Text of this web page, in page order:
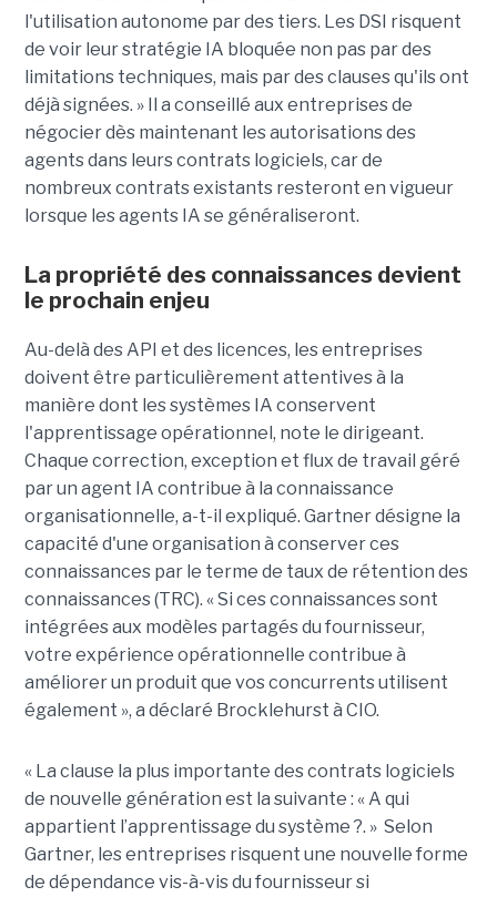
l'utilisation autonome par des tiers. Les DSI risquent
de voir leur stratégie IA bloquée non pas par des
limitations techniques, mais par des clauses qu'ils ont
déjà signées. » Il a conseillé aux entreprises de
négocier dès maintenant les autorisations des
agents dans leurs contrats logiciels, car de
nombreux contrats existants resteront en vigueur
lorsque les agents IA se généraliseront.
La propriété des connaissances devient
le prochain enjeu
Au-delà des API et des licences, les entreprises
doivent être particulièrement attentives à la
manière dont les systèmes IA conservent
l'apprentissage opérationnel, note le dirigeant.
Chaque correction, exception et flux de travail géré
par un agent IA contribue à la connaissance
organisationnelle, a-t-il expliqué. Gartner désigne la
capacité d'une organisation à conserver ces
connaissances par le terme de taux de rétention des
connaissances (TRC). « Si ces connaissances sont
intégrées aux modèles partagés du fournisseur,
votre expérience opérationnelle contribue à
améliorer un produit que vos concurrents utilisent
également », a déclaré Brocklehurst à CIO.
« La clause la plus importante des contrats logiciels
de nouvelle génération est la suivante : « A qui
appartient l’apprentissage du système ?. » Selon
Gartner, les entreprises risquent une nouvelle forme
de dépendance vis-à-vis du fournisseur si